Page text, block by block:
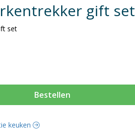
gift set
set
Bestellen
keuken